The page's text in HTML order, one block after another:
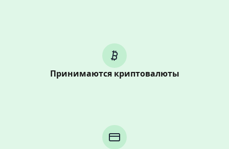
Принимаются криптовалюты
You purchase Stars via the official